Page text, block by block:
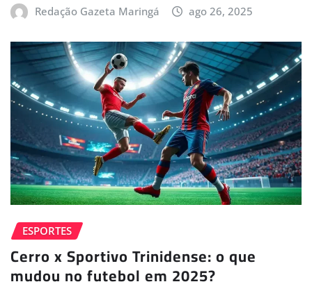
Redação Gazeta Maringá ago 26, 2025
ESPORTES
Cerro x Sportivo Trinidense: o que
mudou no futebol em 2025?